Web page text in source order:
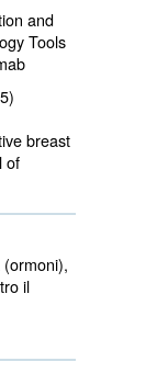
and
Tools
breast
of
il